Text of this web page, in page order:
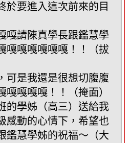
於要進入這次前來的目
嘎請陳真學長跟鑑慧學
嘎嘎嘎嘎嘎嘎！！（拔
可是我還是很想切腹腹
嘎嘎嘎嘎！！（掩面）
的學姊（高三）送給我
感動的心情下，希望也
鑑慧學姊的祝福～（大